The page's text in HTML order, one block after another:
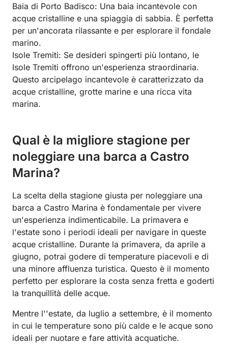
Baia di Porto Badisco: Una baia incantevole con
acque cristalline e una spiaggia di sabbia. È perfetta
per un'ancorata rilassante e per esplorare il fondale
marino.
Isole Tremiti: Se desideri spingerti più lontano, le
Isole Tremiti offrono un'esperienza straordinaria.
Questo arcipelago incantevole è caratterizzato da
acque cristalline, grotte marine e una ricca vita
marina.
Qual è la migliore stagione per
noleggiare una barca a Castro
Marina?
La scelta della stagione giusta per noleggiare una
barca a Castro Marina è fondamentale per vivere
un'esperienza indimenticabile. La primavera e
l'estate sono i periodi ideali per navigare in queste
acque cristalline. Durante la primavera, da aprile a
giugno, potrai godere di temperature piacevoli e di
una minore affluenza turistica. Questo è il momento
perfetto per esplorare la costa senza fretta e goderti
la tranquillità delle acque.
Mentre l''estate, da luglio a settembre, è il momento
in cui le temperature sono più calde e le acque sono
ideali per nuotare e fare attività acquatiche.